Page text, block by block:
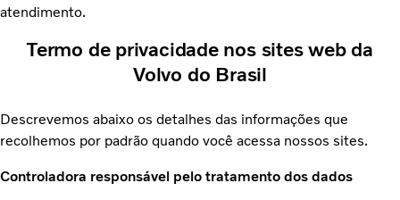
atendimento.
Termo de privacidade nos sites web da
Volvo do Brasil
Descrevemos abaixo os detalhes das informações que
recolhemos por padrão quando você acessa nossos sites.
Controladora responsável pelo tratamento dos dados